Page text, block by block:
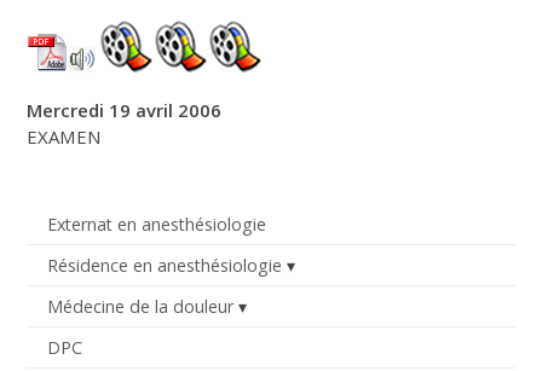
Externat en anesthésiologie
Résidence en anesthésiologie
Médecine de la douleur
DPC
Mercredi 19 avril 2006
EXAMEN